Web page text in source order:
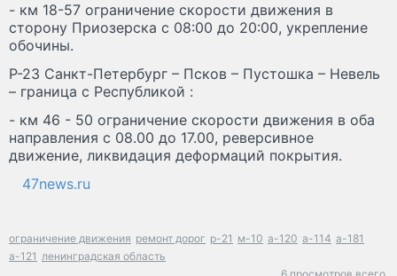
- км 18-57 ограничение скорости движения в
сторону Приозерска с 08:00 до 20:00, укрепление
обочины.
Р-23 Санкт-Петербург – Псков – Пустошка – Невель
– граница с Республикой :
- км 46 - 50 ограничение скорости движения в оба
направления с 08.00 до 17.00, реверсивное
движение, ликвидация деформаций покрытия.
47news.ru
ограничение движения ремонт дорог р-21 м-10 а-120 а-114 а-181
а-121 ленинградская область